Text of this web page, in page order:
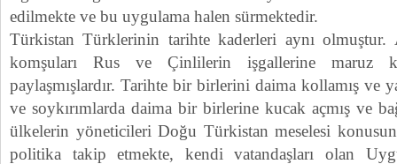
edilmekte ve bu uygulama halen sürmektedir.
Türkistan Türklerinin tarihte kaderleri aynı olmuştur.
komşuları Rus ve Çinlilerin işgallerine maruz
paylaşmışlardır. Tarihte bir birlerini daima kollamış ve
ve soykırımlarda daima bir birlerine kucak açmış ve
ülkelerin yöneticileri Doğu Türkistan meselesi
politika takip etmekte, kendi vatandaşları olan